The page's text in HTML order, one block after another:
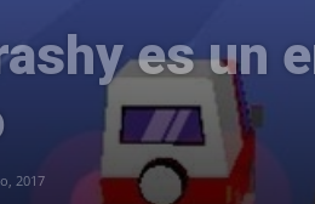
es un
2017